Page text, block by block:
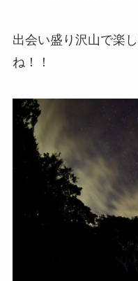
出会い盛り沢山で楽
ね！！